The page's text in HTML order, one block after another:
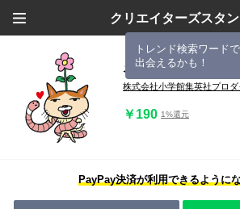
クリエイターズスタ
トレンド検索ワード
出会えるかも！
ネッコロ
株式会社小学館集英社プロダ
￥190 1%還元
PayPay決済が利用できるように